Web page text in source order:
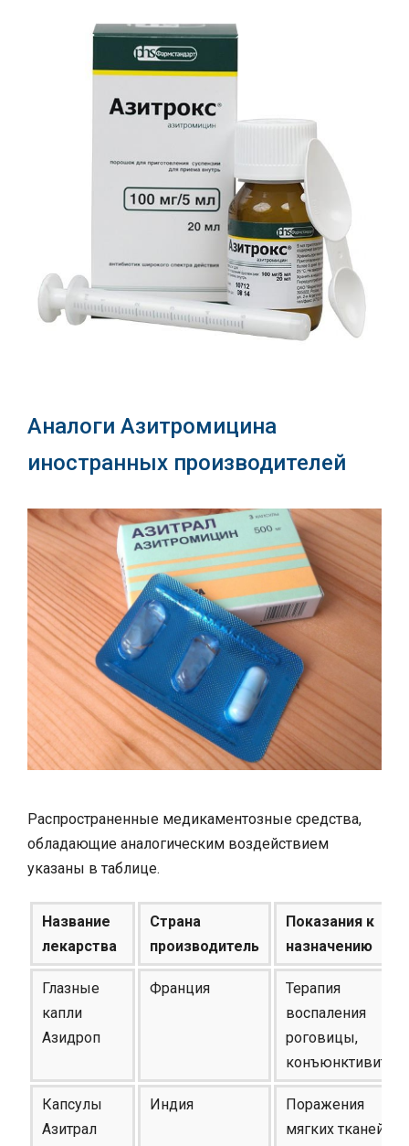
Аналоги Азитромицина
иностранных производителей
Распространенные медикаментозные средства,
обладающие аналогическим воздействием
указаны в таблице.
Название
лекарства
Страна
производитель
Показания к
назначению
Глазные
капли
Азидроп
Франция
Терапия
воспаления
роговицы,
конъюнктивита
Капсулы
Азитрал
Индия
Поражения
мягких тканей и